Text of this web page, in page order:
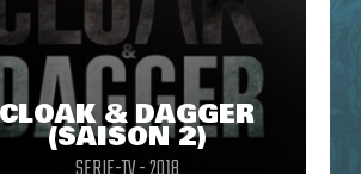
CLOAK & DAGGER
(SAISON 2)